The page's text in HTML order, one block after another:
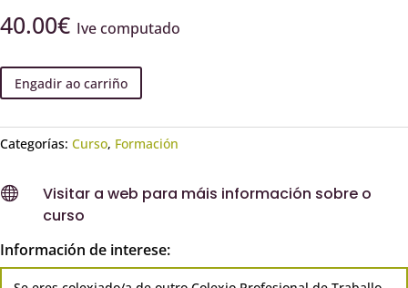
40.00€ Ive computado
Engadir ao carriño
Categorías: Curso, Formación

Visitar a web para máis información sobre o
curso
Información de interese: